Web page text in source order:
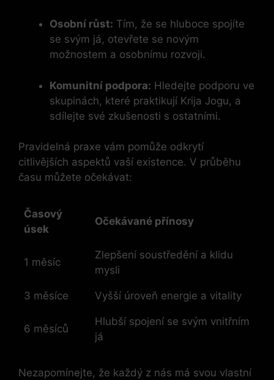
Osobní růst: Tím, že se hluboce spojíte
se svým já, otevřete se novým
možnostem a osobnímu rozvoji.
Komunitní podpora: Hledejte podporu ve
skupinách, které praktikují Krija Jogu, a
sdílejte své zkušenosti s ostatními.
Pravidelná praxe vám pomůže odkrytí
citlivějších aspektů vaší existence. V průběhu
času můžete očekávat:
Časový
úsek
Očekávané přínosy
1 měsíc
Zlepšení soustředění a klidu
mysli
3 měsíce Vyšší úroveň energie a vitality
6 měsíců
Hlubší spojení se svým vnitřním
já
Nezapomínejte, že každý z nás má svou vlastní